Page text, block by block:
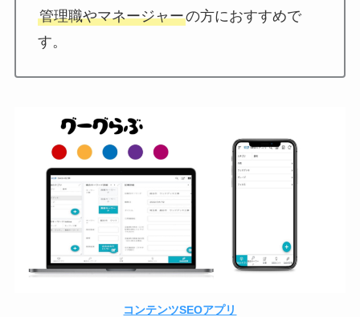
管理職やマネージャーの方におすすめで
す。
コンテンツSEOアプリ